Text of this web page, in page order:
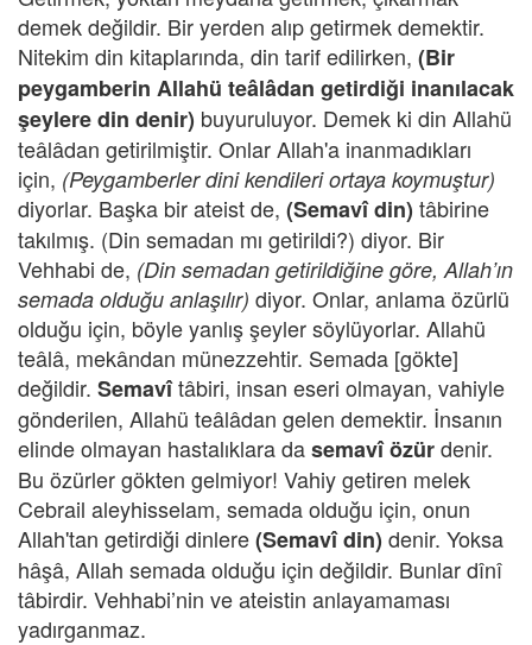
demek değildir. Bir yerden alıp getirmek demektir.
Nitekim din kitaplarında, din tarif edilirken, (Bir
peygamberin Allahü teâlâdan getirdiği inanılacak
şeylere din denir) buyuruluyor. Demek ki din Allahü
teâlâdan getirilmiştir. Onlar Allah'a inanmadıkları
için, (Peygamberler dini kendileri ortaya koymuştur)
diyorlar. Başka bir ateist de, (Semavî din) tâbirine
takılmış. (Din semadan mı getirildi?) diyor. Bir
Vehhabi de, (Din semadan getirildiğine göre, Allah’ın
semada olduğu anlaşılır) diyor. Onlar, anlama özürlü
olduğu için, böyle yanlış şeyler söylüyorlar. Allahü
teâlâ, mekândan münezzehtir. Semada [gökte]
değildir. Semavîtâbiri, insan eseri olmayan, vahiyle
gönderilen, Allahü teâlâdan gelen demektir. İnsanın
elinde olmayan hastalıklara dasemavî özürdenir.
Bu özürler gökten gelmiyor! Vahiy getiren melek
Cebrail aleyhisselam, semada olduğu için, onun
Allah'tan getirdiği dinlere(Semavî din) denir. Yoksa
hâşâ, Allah semada olduğu için değildir. Bunlar dînî
tâbirdir. Vehhabi’nin ve ateistin anlayamaması
yadırganmaz.